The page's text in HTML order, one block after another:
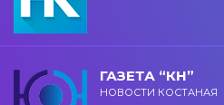
ГАЗЕТА “КН”
НОВОСТИ КОСТАНАЯ